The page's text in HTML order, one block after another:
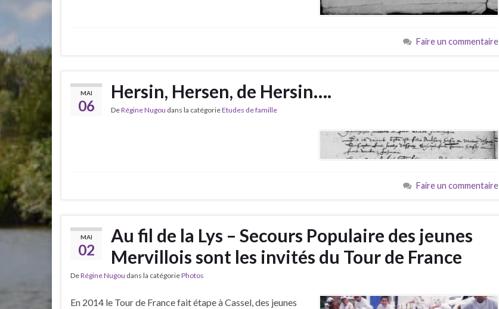
Faire un commentaire
MAI
06
Hersin, Hersen, de Hersin….
DeRégine Nugou dans la catégorieEtudes de famille
Faire un commentaire
MAI
02
Au fil de la Lys – Secours Populaire des jeunes
Mervillois sont les invités du Tour de France
DeRégine Nugou dans la catégoriePhotos
En 2014 le Tour de France fait étape à Cassel, des jeunes